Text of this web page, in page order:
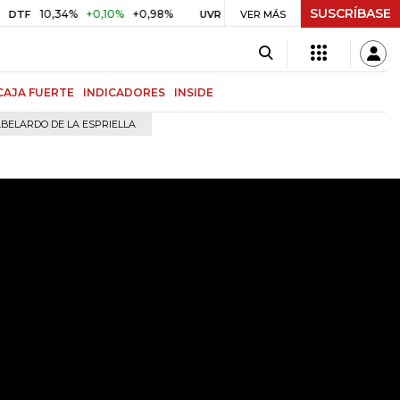
+0,10% +0,98% UVR $ 416,91 +$ 0,05 +0,01% BITCOIN
VER MÁS SUSCRÍBASE
FUERTE INDICADORES INSIDE
DE LA ESPRIELLA